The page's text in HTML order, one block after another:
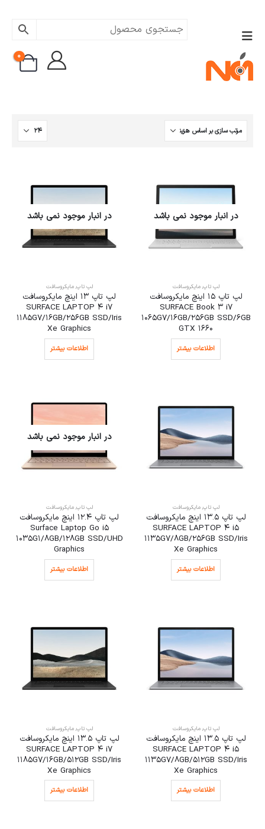
0
در انبار موجود نمی باشد
لپ تاپ,مایکروسافت
لپ تاپ 15 اینچ مایکروسافت
SURFACE Book 3 i7
1065G7/16GB/256GB SSD/6GB
GTX 1660
اطلاعات بیشتر
در انبار موجود نمی باشد
لپ تاپ,مایکروسافت
لپ تاپ 13 اینچ مایکروسافت
SURFACE LAPTOP 4 i7
1185G7/16GB/256GB SSD/Iris
Xe Graphics
اطلاعات بیشتر
لپ تاپ,مایکروسافت
لپ تاپ 13.5 اینچ مایکروسافت
SURFACE LAPTOP 4 i5
1135G7/8GB/256GB SSD/Iris
Xe Graphics
اطلاعات بیشتر
در انبار موجود نمی باشد
لپ تاپ,مایکروسافت
لپ تاپ 12.4 اینچ مایکروسافت
Surface Laptop Go i5
1035G1/8GB/128GB SSD/UHD
Graphics
اطلاعات بیشتر
لپ تاپ,مایکروسافت
لپ تاپ 13.5 اینچ مایکروسافت
SURFACE LAPTOP 4 i5
1135G7/8GB/512GB SSD/Iris
Xe Graphics
اطلاعات بیشتر
لپ تاپ,مایکروسافت
لپ تاپ 13.5 اینچ مایکروسافت
SURFACE LAPTOP 4 i7
1185G7/16GB/512GB SSD/Iris
Xe Graphics
اطلاعات بیشتر